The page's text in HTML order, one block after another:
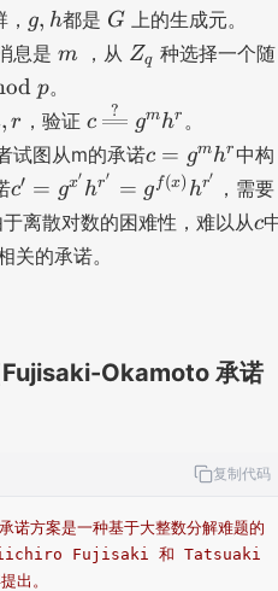
g
,
h
g, h都是 G
G上的生成元。
息是 m
m ，从 Z
Zq 种选择一个随
p。
, r ，验证 c
\
xl
o
n
g
al
m
h
c
?
gmhr 。
试图从m的承诺c
=
g
^
c = gmhr 中构
c'
=
g
^
h
=
g
^
c′ = gx′
hr′ = g f(x) hr′
，需要
于离散对数的困难性，难以从c
c
关的承诺。
Fujisaki-Okamoto 承诺
复制代码
承诺方案是一种基于大整数分解难题的
Fujisaki 和 Tatsuaki
出。